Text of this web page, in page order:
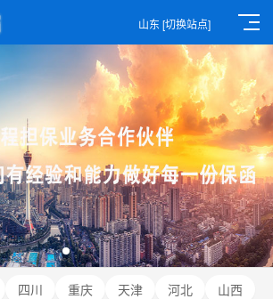
山东 [切换站点]
四川 重庆 天津 河北
山西